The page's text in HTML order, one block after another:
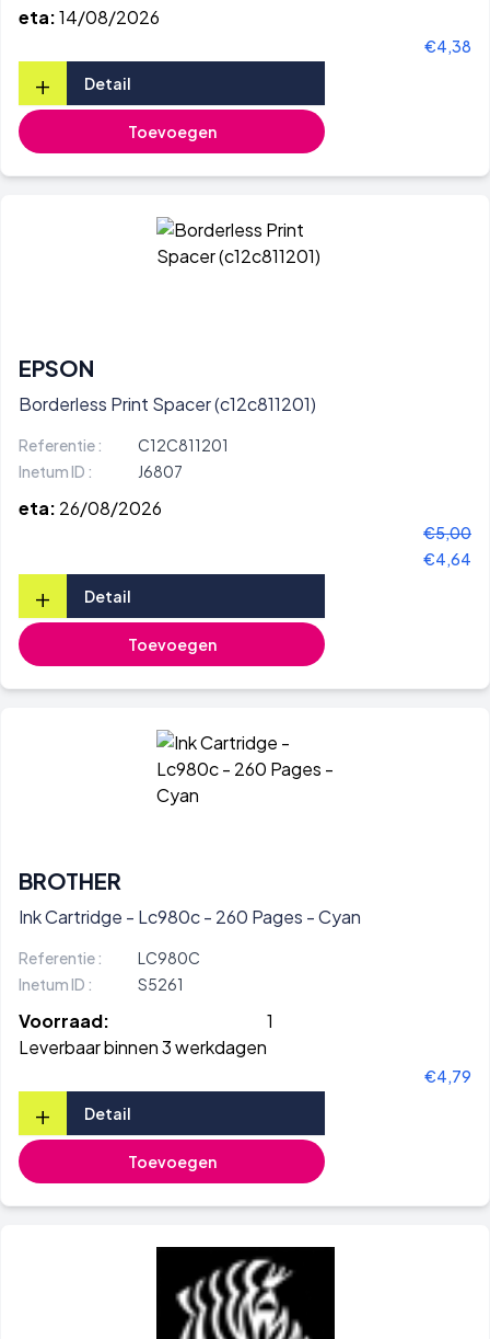
eta:14/08/2026
€4,38
+ Detail
Toevoegen
EPSON
Borderless Print Spacer (c12c811201)
Referentie :
C12C811201
Inetum ID :
J6807
eta: 26/08/2026
€5,00
€4,64
+ Detail
Toevoegen
BROTHER
Ink Cartridge - Lc980c - 260 Pages - Cyan
Referentie :
LC980C
Inetum ID :
S5261
Voorraad:
1
Leverbaar binnen 3 werkdagen
€4,79
+ Detail
Toevoegen